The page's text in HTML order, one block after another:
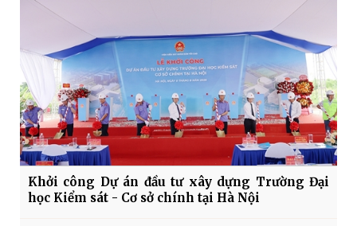
Khởi công Dự án đầu tư xây dựng Trường Đại
học Kiểm sát - Cơ sở chính tại Hà Nội